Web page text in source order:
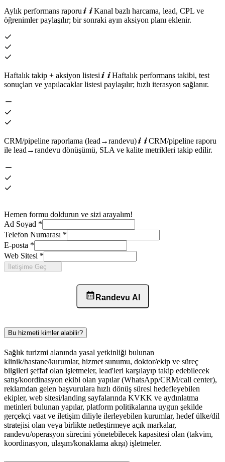
Aylık performans raporu
Kanal bazlı harcama, lead, CPL ve
öğrenimler paylaşılır; bir sonraki ayın aksiyon planı eklenir.
Haftalık takip + aksiyon listesi
Haftalık performans takibi, test
sonuçları ve yapılacaklar listesi paylaşılır; hızlı iterasyon sağlanır.
CRM/pipeline raporlama (lead→randevu)
CRM/pipeline raporu
ile lead→randevu dönüşümü, SLA ve kalite metrikleri takip edilir.
Hemen formu doldurun ve sizi arayalım!
Ad Soyad *
Telefon Numarası *
E-posta *
Web Sitesi *
İletişime Geç
Randevu Al
Bu hizmeti kimler alabilir?
Sağlık turizmi alanında yasal yetkinliği bulunan
klinik/hastane/kurumlar, hizmet sunumu, doktor/ekip ve süreç
bilgileri şeffaf olan işletmeler, lead'leri karşılayıp takip edebilecek
satış/koordinasyon ekibi olan yapılar (WhatsApp/CRM/call center),
reklamdan gelen başvurulara hızlı dönüş süresi hedefleyebilen
ekipler, web sitesi/landing sayfalarında KVKK ve aydınlatma
metinleri bulunan yapılar, platform politikalarına uygun şekilde
gerçekçi vaat ve iletişim diliyle ilerleyebilen kurumlar, hedef ülke/dil
stratejisi olan veya birlikte netleştirmeye açık markalar,
randevu/operasyon sürecini yönetebilecek kapasitesi olan (takvim,
koordinasyon, ulaşım/konaklama akışı) işletmeler.